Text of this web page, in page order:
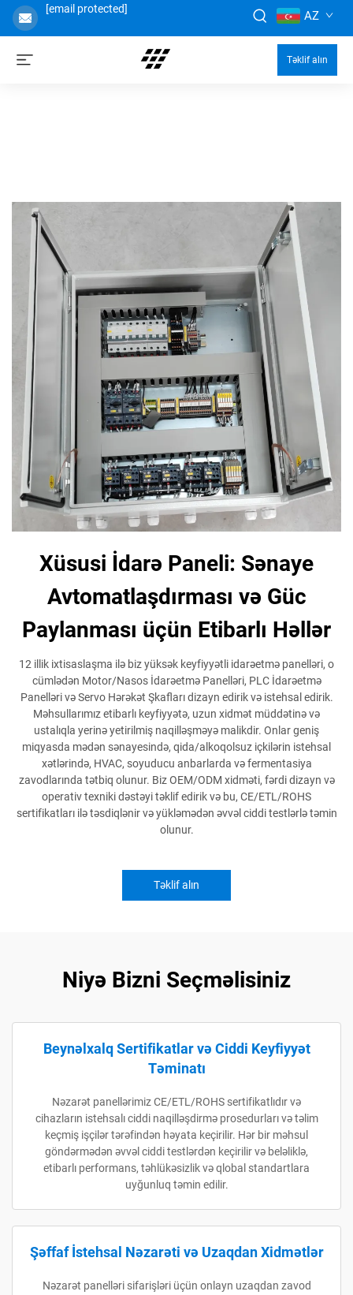
[email protected] AZ
Təklif alın
Xüsusi İdarə Paneli: Sənaye
Avtomatlaşdırması və Güc
Paylanması üçün Etibarlı Həllər
12 illik ixtisaslaşma ilə biz yüksək keyfiyyətli idarəetmə panelləri, o
cümlədən Motor/Nasos İdarəetmə Panelləri, PLC İdarəetmə
Panelləri və Servo Hərəkət Şkafları dizayn edirik və istehsal edirik.
Məhsullarımız etibarlı keyfiyyətə, uzun xidmət müddətinə və
ustalıqla yerinə yetirilmiş naqilləşməyə malikdir. Onlar geniş
miqyasda mədən sənayesində, qida/alkoqolsuz içkilərin istehsal
xətlərində, HVAC, soyuducu anbarlarda və fermentasiya
zavodlarında tətbiq olunur. Biz OEM/ODM xidməti, fərdi dizayn və
operativ texniki dəstəyi təklif edirik və bu, CE/ETL/ROHS
sertifikatları ilə təsdiqlənir və yükləmədən əvvəl ciddi testlərlə təmin
olunur.
Təklif alın
Niyə Bizni Seçməlisiniz
Beynəlxalq Sertifikatlar və Ciddi Keyfiyyət
Təminatı
Nəzarət panellərimiz CE/ETL/ROHS sertifikatlıdır və
cihazların istehsalı ciddi naqilləşdirmə prosedurları və təlim
keçmiş işçilər tərəfindən həyata keçirilir. Hər bir məhsul
göndərmədən əvvəl ciddi testlərdən keçirilir və beləliklə,
etibarlı performans, təhlükəsizlik və qlobal standartlara
uyğunluq təmin edilir.
Şəffaf İstehsal Nəzarəti və Uzaqdan Xidmətlər
Nəzarət panelləri sifarişləri üçün onlayn uzaqdan zavod